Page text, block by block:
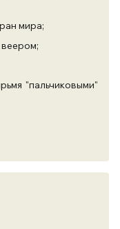
мира;
"пальчиковыми"